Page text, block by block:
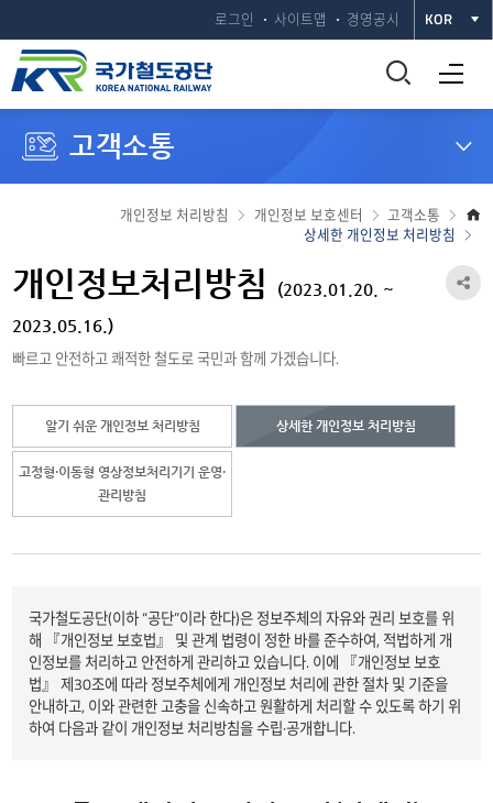
로그인 사이트맵 경영공시 KOR
통
합
색
전체메뉴 열기
고객소통
홈
고객소통
개인정보 보호센터
개인정보 처리방침
상세한 개인정보 처리방침
개인정보처리방침
(2023.01.20. ~
2023.05.16.)
빠르고 안전하고 쾌적한 철도로 국민과 함께 가겠습니다.
공
알기 쉬운 개인정보 처리방침 상세한 개인정보 처리방침
고정형·이동형 영상정보처리기기 운영·
관리방침
국가철도공단(이하 “공단”이라 한다)은 정보주체의 자유와 권리 보호를 위
해 『개인정보 보호법』 및 관계 법령이 정한 바를 준수하여, 적법하게 개
인정보를 처리하고 안전하게 관리하고 있습니다. 이에 『개인정보 보호
법』 제30조에 따라 정보주체에게 개인정보 처리에 관한 절차 및 기준을
안내하고, 이와 관련한 고충을 신속하고 원활하게 처리할 수 있도록 하기 위
하여 다음과 같이 개인정보 처리방침을 수립·공개합니다.